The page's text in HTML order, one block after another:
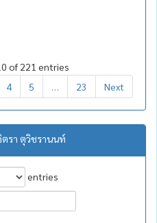
of 221 entries
4 5 23 Next
ตรา ตุวิชรานนท์
entries